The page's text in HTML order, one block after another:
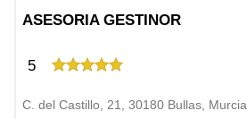
ASESORIA GESTINOR
5
C. del Castillo, 21, 30180 Bullas, Murcia